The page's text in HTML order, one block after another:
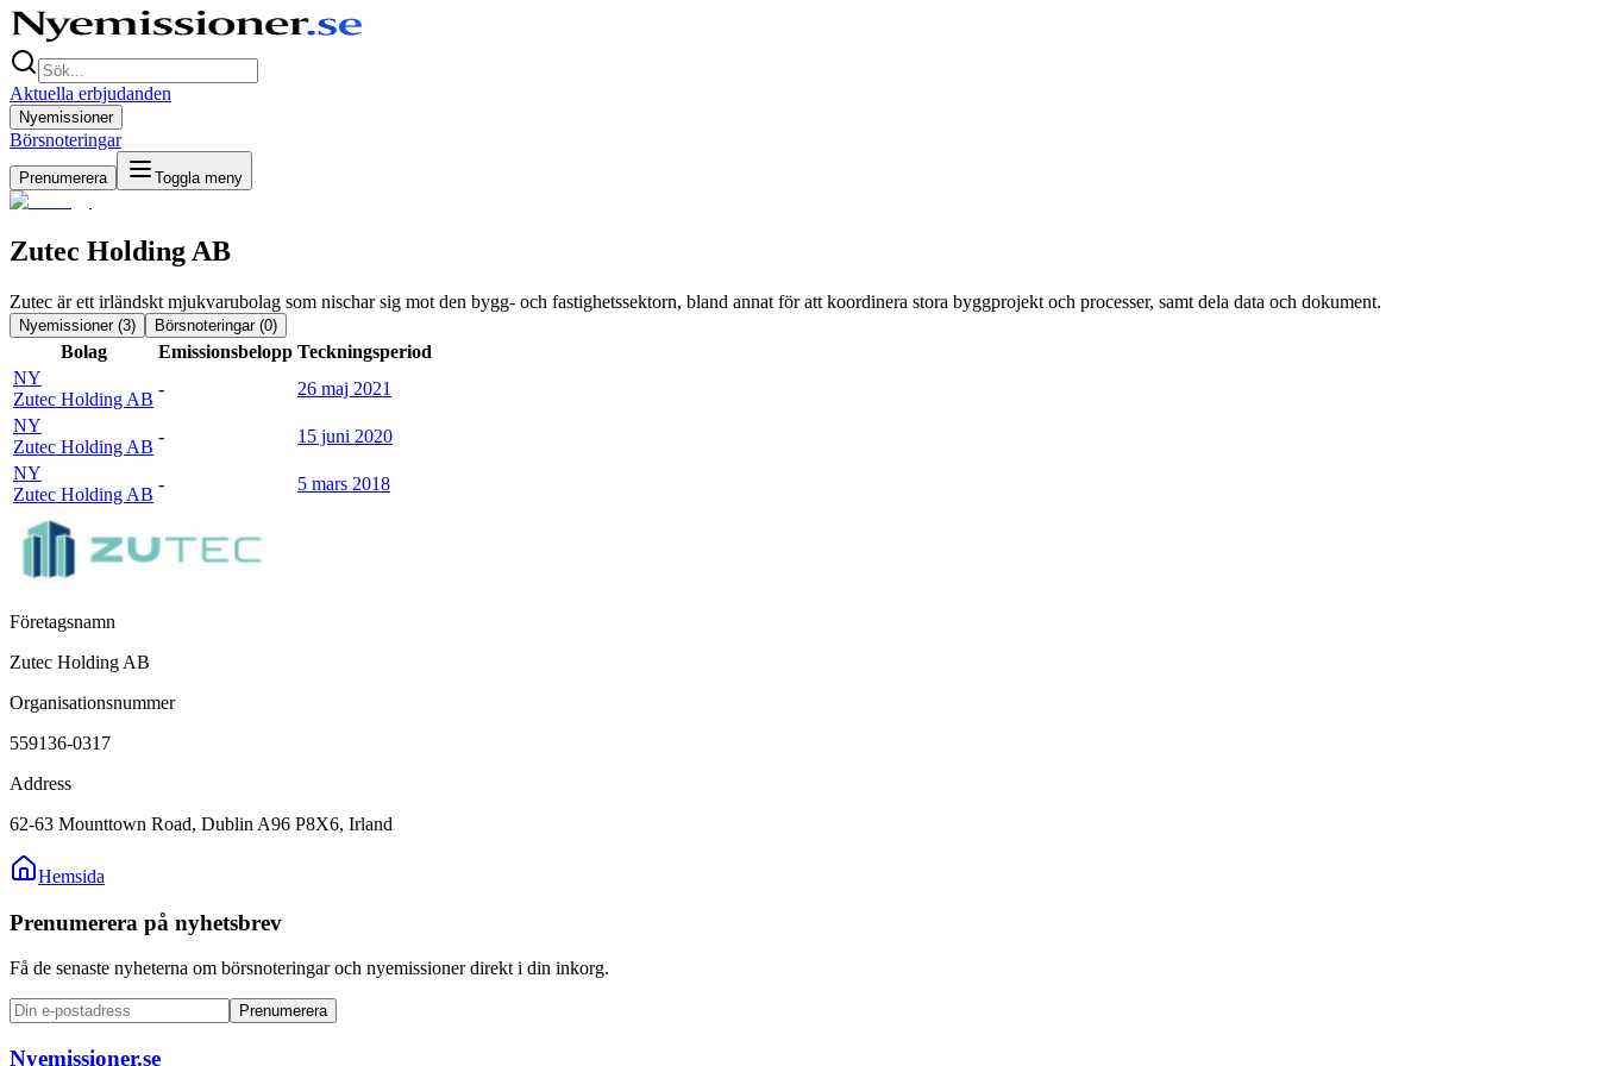
Aktuella erbjudanden
Nyemissioner
Börsnoteringar
Prenumerera Toggla meny
Zutec Holding AB
Zutec är ett irländskt mjukvarubolag som nischar sig mot den bygg- och fastighetssektorn, bland annat för att koordinera stora byggprojekt och processer, samt dela data och dokument.
Nyemissioner (3) Börsnoteringar (0)
Bolag Emissionsbelopp Teckningsperiod
NY
Zutec Holding AB
-
26 maj 2021
NY
Zutec Holding AB
-
15 juni 2020
NY
Zutec Holding AB
- 5 mars 2018
Företagsnamn
Zutec Holding AB
Organisationsnummer
559136-0317
Address
62-63 Mounttown Road, Dublin A96 P8X6, Irland
Hemsida
Prenumerera på nyhetsbrev
Få de senaste nyheterna om börsnoteringar och nyemissioner direkt i din inkorg.
Prenumerera
Nyemissioner.se